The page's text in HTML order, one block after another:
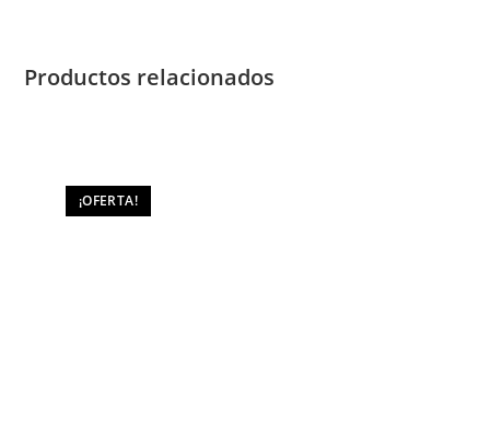
Productos relacionados
¡OFERTA!